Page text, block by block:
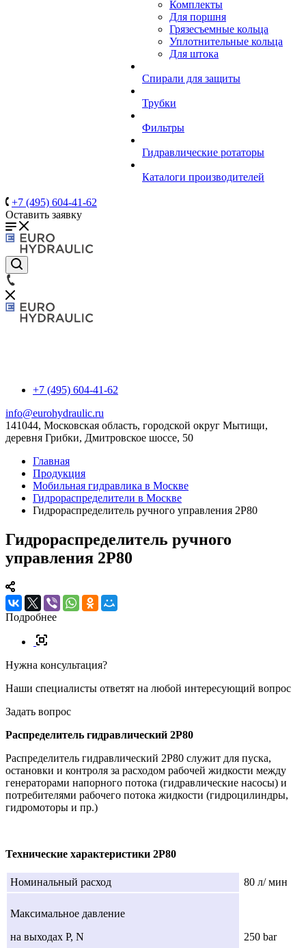
Комплекты
Для поршня
Грязесъемные кольца
Уплотнительные кольца
Для штока
Спирали для защиты
Трубки
Фильтры
Гидравлические ротаторы
Каталоги производителей
+7 (495) 604-41-62
Оставить заявку
+7 (495) 604-41-62
info@eurohydraulic.ru
141044, Московская область, городской округ Мытищи,
деревня Грибки, Дмитровское шоссе, 50
Главная
Продукция
Мобильная гидравлика в Москве
Гидрораспределители в Москве
Гидрораспределитель ручного управления 2P80
Гидрораспределитель ручного
управления 2P80
Подробнее
Нужна консультация?
Наши специалисты ответят на любой интересующий вопрос
Задать вопрос
Распределитель гидравлический 2P80
Распределитель гидравлический 2P80 служит для пуска,
остановки и контроля за расходом рабочей жидкости между
генераторами напорного потока (гидравлические насосы) и
потребителями рабочего потока жидкости (гидроцилиндры,
гидромоторы и пр.)
Технические характеристики 2P80
Номинальный расход 80 л/ мин
Максимальное давление
на выходах Р, N
250 bar